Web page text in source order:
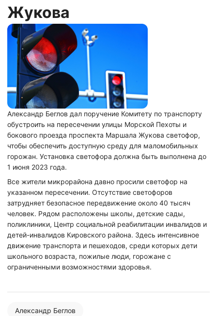
Жукова
Александр Беглов дал поручение Комитету по транспорту
обустроить на пересечении улицы Морской Пехоты и
бокового проезда проспекта Маршала Жукова светофор,
чтобы обеспечить доступную среду для маломобильных
горожан. Установка светофора должна быть выполнена до
1 июня 2023 года.
Все жители микрорайона давно просили светофор на
указанном пересечении. Отсутствие светофоров
затрудняет безопасное передвижение около 40 тысяч
человек. Рядом расположены школы, детские сады,
поликлиники, Центр социальной реабилитации инвалидов и
детей-инвалидов Кировского района. Здесь интенсивное
движение транспорта и пешеходов, среди которых дети
школьного возраста, пожилые люди, горожане c
ограниченными возможностями здоровья.
Александр Беглов